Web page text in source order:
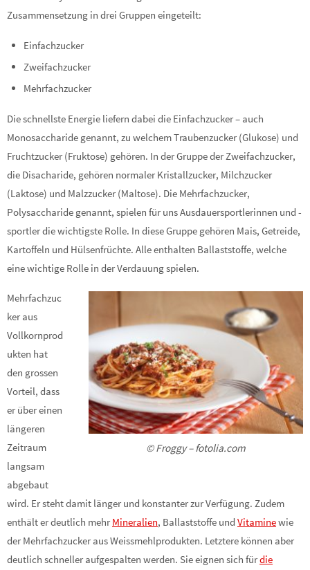
Zusammensetzung in drei Gruppen eingeteilt:
Einfachzucker
Zweifachzucker
Mehrfachzucker
Die schnellste Energie liefern dabei die Einfachzucker – auch
Monosaccharide genannt, zu welchem Traubenzucker (Glukose) und
Fruchtzucker (Fruktose) gehören. In der Gruppe der Zweifachzucker,
die Disacharide, gehören normaler Kristallzucker, Milchzucker
(Laktose) und Malzzucker (Maltose). Die Mehrfachzucker,
Polysaccharide genannt, spielen für uns Ausdauersportlerinnen und -
sportler die wichtigste Rolle. In diese Gruppe gehören Mais, Getreide,
Kartoffeln und Hülsenfrüchte. Alle enthalten Ballaststoffe, welche
eine wichtige Rolle in der Verdauung spielen.
© Froggy – fotolia.com
Mehrfachzuc
ker aus
Vollkornprod
ukten hat
den grossen
Vorteil, dass
er über einen
längeren
Zeitraum
langsam
abgebaut
wird. Er steht damit länger und konstanter zur Verfügung. Zudem
enthält er deutlich mehr Mineralien, Ballaststoffe und Vitaminewie
der Mehrfachzucker aus Weissmehlprodukten. Letztere können aber
deutlich schneller aufgespalten werden. Sie eignen sich fürdie